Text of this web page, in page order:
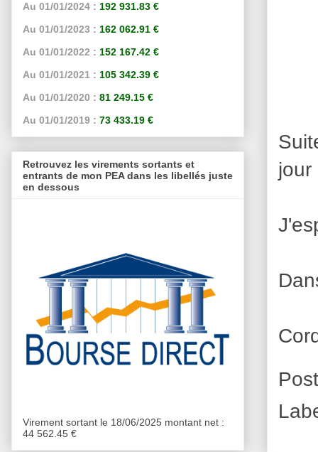
jour
Au 01/01/2024 : 192 931.83 €
Au 01/01/2023 : 162 062.91 €
Au 01/01/2022 : 152 167.42 €
Au 01/01/2021 : 105 342.39 €
Au 01/01/2020 : 81 249.15 €
Au 01/01/2019 : 73 433.19 €
Retrouvez les virements sortants et
entrants de mon PEA dans les libellés juste
en dessous
Virement sortant le 18/06/2025 montant net :
44 562.45 €